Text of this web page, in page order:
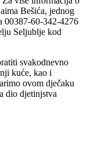
Bešića, jednog
00387-60-342-4276
Seljublje kod
svakodnevno
kuće, kao i
ovom dječaku
dio djetinjstva